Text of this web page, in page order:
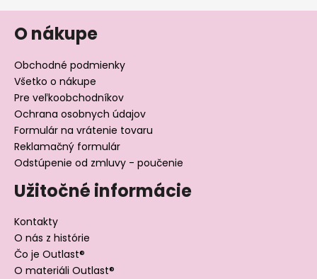
u
O nákupe
Obchodné podmienky
Všetko o nákupe
Pre veľkoobchodníkov
Ochrana osobnych údajov
Formulár na vrátenie tovaru
Reklamačný formulár
Odstúpenie od zmluvy - poučenie
Užitočné informácie
Kontakty
O nás z histórie
Čo je Outlast®
O materiáli Outlast®